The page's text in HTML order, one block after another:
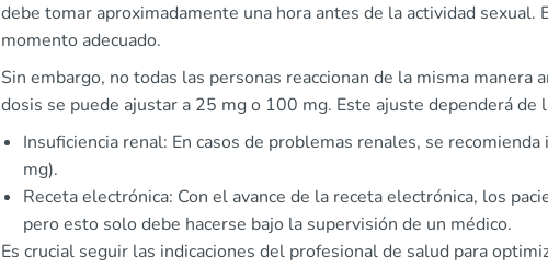
debe tomar aproximadamente una hora antes de la actividad
momento adecuado.
Sin embargo, no todas las personas reaccionan de la misma
dosis se puede ajustar a 25 mg o 100 mg. Este ajuste dependerá de
Insuficiencia renal: En casos de problemas renales, se
mg).
Receta electrónica: Con el avance de la receta electrónica, los
pero esto solo debe hacerse bajo la supervisión de un médico.
Es crucial seguir las indicaciones del profesional de salud para